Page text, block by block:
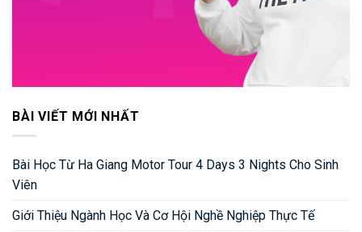
BÀI VIẾT MỚI NHẤT
Bài Học Từ Ha Giang Motor Tour 4 Days 3 Nights Cho Sinh
Viên
Giới Thiệu Ngành Học Và Cơ Hội Nghề Nghiệp Thực Tế